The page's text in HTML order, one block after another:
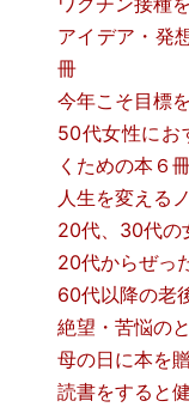
アイデア・発
冊
今年こそ目標
50代女性にお
くための本６
人生を変える
20代、30代の
20代からぜっ
60代以降の老
絶望・苦悩の
母の日に本を
読書をすると